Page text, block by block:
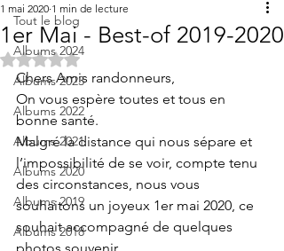
Tout le blog
Albums 2024
Albums 2023
Albums 2022
Albums 2021
Albums 2020
Albums 2019
Albums 2018
1er Mai - Best-of 2019-2020
1 mai 2020 1 min de lecture
Noté NaN étoiles sur 5.
Chers Amis randonneurs,
On vous espère toutes et tous en
bonne santé.
Malgré la distance qui nous sépare et
l’impossibilité de se voir, compte tenu
des circonstances, nous vous
souhaitons un joyeux 1er mai 2020, ce
souhait accompagné de quelques
photos souvenir.